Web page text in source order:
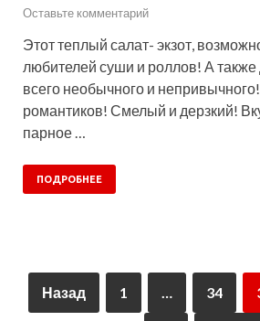
Оставьте комментарий
Этот теплый салат- экзот,
любителей суши и роллов! А
всего необычного и
романтиков! Смелый и дерзкий!
парное …
ПОДРОБНЕЕ
Назад 1 … 34